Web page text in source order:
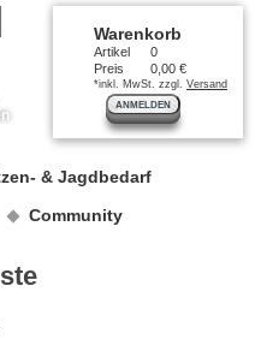
Warenkorb
Artikel
0
Preis
0,00 €
*inkl. MwSt. zzgl. Versand
ANMELDEN
& Jagdbedarf
Community